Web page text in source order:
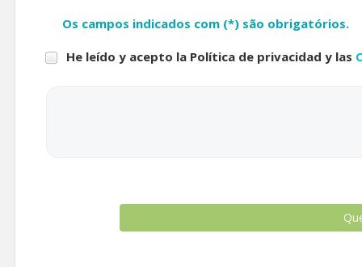
Os campos indicados com (*) são obrigatórios.
He leído y acepto la Política de privacidad y las